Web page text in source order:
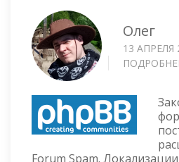
Олег
13 АПРЕЛЯ
Forum Spam.